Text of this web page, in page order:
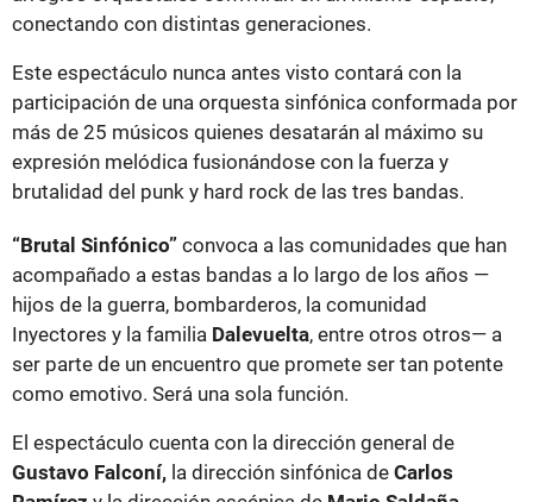
conectando con distintas generaciones.
Este espectáculo nunca antes visto contará con la
participación de una orquesta sinfónica conformada por
más de 25 músicos quienes desatarán al máximo su
expresión melódica fusionándose con la fuerza y
brutalidad del punk y hard rock de las tres bandas.
“Brutal Sinfónico” convoca a las comunidades que han
acompañado a estas bandas a lo largo de los años —
hijos de la guerra, bombarderos, la comunidad
Inyectores y la familia Dalevuelta, entre otros otros— a
ser parte de un encuentro que promete ser tan potente
como emotivo. Será una sola función.
El espectáculo cuenta con la dirección general de
Gustavo Falconí, la dirección sinfónica de Carlos